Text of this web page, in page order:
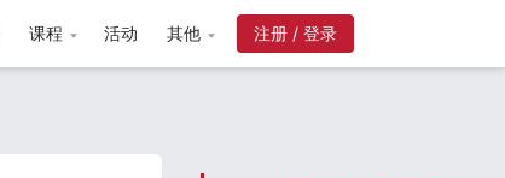
课程 活动 其他